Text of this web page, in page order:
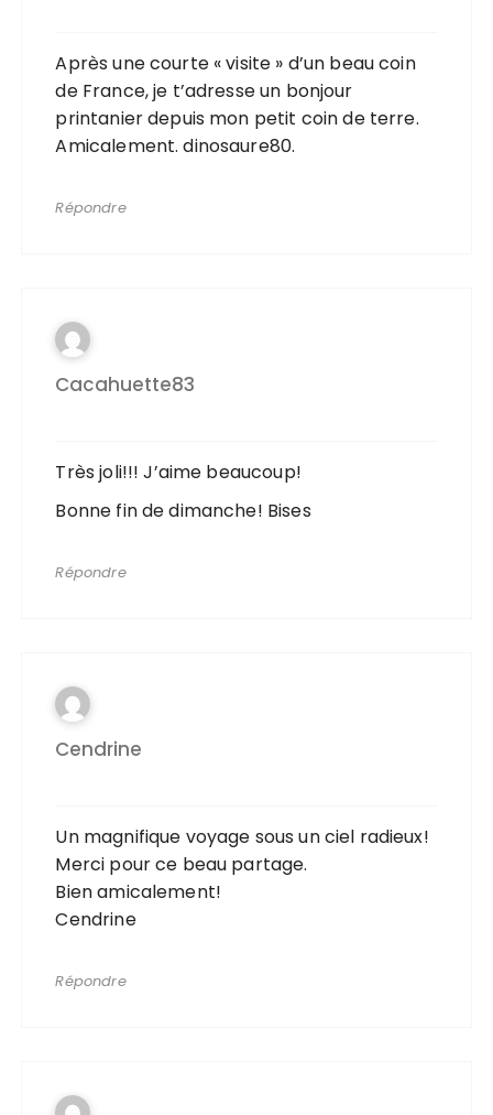
Après une courte « visite » d’un beau coin
de France, je t’adresse un bonjour
printanier depuis mon petit coin de terre.
Amicalement. dinosaure80.
Répondre
Cacahuette83
Très joli!!! J’aime beaucoup!
Bonne fin de dimanche! Bises
Répondre
Cendrine
Un magnifique voyage sous un ciel radieux!
Merci pour ce beau partage.
Bien amicalement!
Cendrine
Répondre